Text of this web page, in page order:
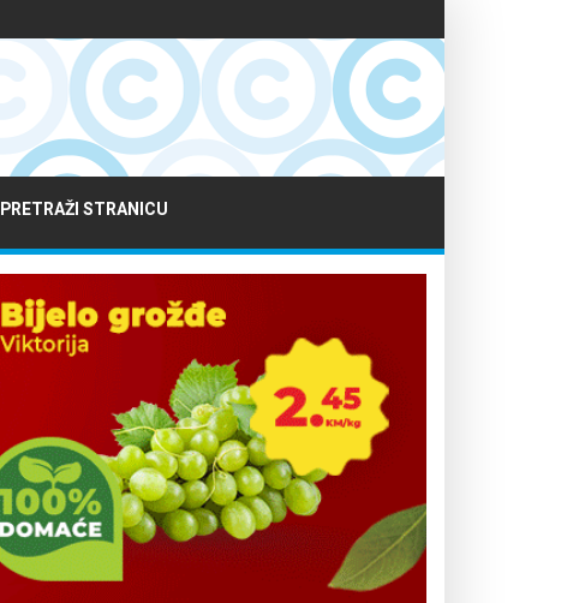
PRETRAŽI STRANICU